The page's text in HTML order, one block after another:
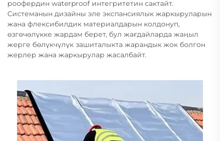
роофердин waterproof интегритетин сактайт.
Системанын дизайны эле экспансиялык жаркыруларын
жана флексибилдик материалдарын колдонуп,
өзгөчөлүкке жардам берет, бул жағдайларда жаңыл
жерге бөлүкчүлүк зашиталыкта жарандык жок болгон
жерлер жана жаркырулар жасалбайт.